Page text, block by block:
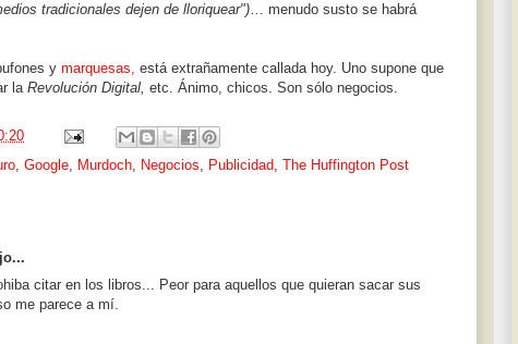
tradicionales dejen de lloriquear")… menudo susto se habrá
y marquesas, está extrañamente callada hoy. Uno supone que
la Revolución Digital, etc. Ánimo, chicos. Son sólo negocios.
, Google, Murdoch, Negocios, Publicidad, The Huffington Post
citar en los libros... Peor para aquellos que quieran sacar sus
me parece a mí.